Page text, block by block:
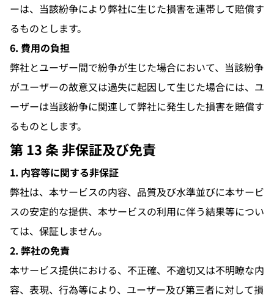
ーは、当該紛争により弊社に生じた損害を連帯して賠償す
るものとします。
6. 費用の負担
弊社とユーザー間で紛争が生じた場合において、当該紛争
がユーザーの故意又は過失に起因して生じた場合には、ユ
ーザーは当該紛争に関連して弊社に発生した損害を賠償す
るものとします。
第 13 条 非保証及び免責
1. 内容等に関する非保証
弊社は、本サービスの内容、品質及び水準並びに本サービ
スの安定的な提供、本サービスの利用に伴う結果等につい
ては、保証しません。
2. 弊社の免責
本サービス提供における、不正確、不適切又は不明瞭な内
容、表現、行為等により、ユーザー及び第三者に対して損